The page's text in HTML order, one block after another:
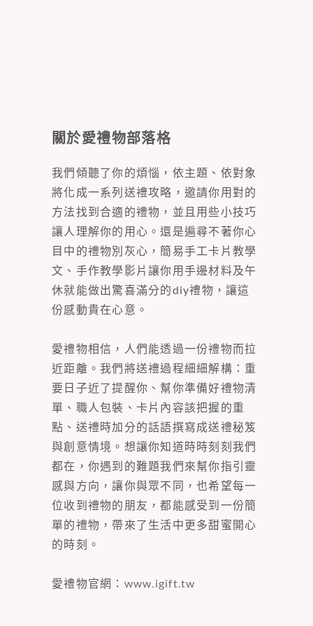
關於愛禮物部落格
我們傾聽了你的煩惱，依主題、依對象
將化成一系列送禮攻略，邀請你用對的
方法找到合適的禮物，並且用些小技巧
讓人理解你的用心。還是遍尋不著你心
目中的禮物別灰心，簡易手工卡片教學
文、手作教學影片讓你用手邊材料及午
休就能做出驚喜滿分的diy禮物，讓這
份感動貴在心意。
愛禮物相信，人們能透過一份禮物而拉
近距離。我們將送禮過程細細解構：重
要日子近了提醒你、幫你準備好禮物清
單、職人包裝、卡片內容該把握的重
點、送禮時加分的話語撰寫成送禮秘笈
與創意情境。想讓你知道時時刻刻我們
都在，你遇到的難題我們來幫你指引靈
感與方向，讓你與眾不同，也希望每一
位收到禮物的朋友，都能感受到一份簡
單的禮物，帶來了生活中更多甜蜜開心
的時刻。
愛禮物官網： www.igift.tw